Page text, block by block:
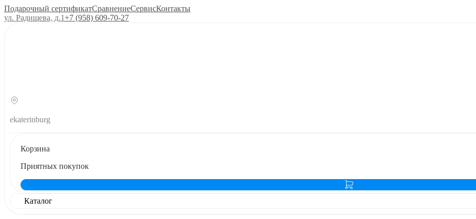
Подарочный сертификатСравнениеСервисКонтакты
ул. Радищева, д.1+7 (958) 609‑70‑27
ekaterinburg
Корзина
Приятных покупок
Каталог